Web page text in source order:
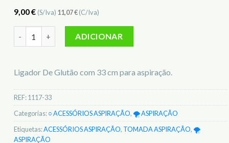
9,00€ (S/Iva) 11,07€(C/Iva)
ADICIONAR
Ligador De Glutão com 33 cm para aspiração.
REF:1117-33
Categorias:○ ACESSÓRIOS ASPIRAÇÃO, 🌪️ ASPIRAÇÃO
Etiquetas:ACESSÓRIOS ASPIRAÇÃO, TOMADA ASPIRAÇÃO, 🌪️
ASPIRAÇÃO